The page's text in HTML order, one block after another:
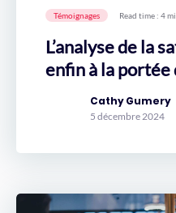
Témoignages Read time : 4
L’analyse de la
enfin à la portée
Cathy Gumery
5 décembre 2024